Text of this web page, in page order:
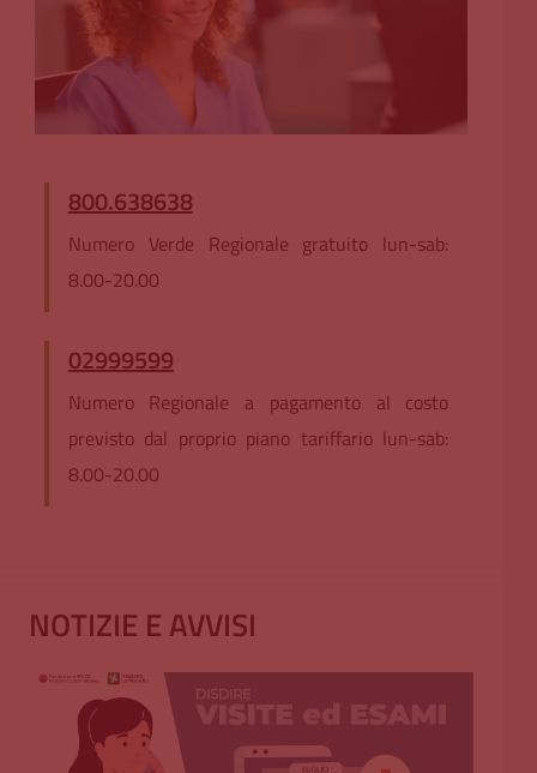
800.638638
Numero Verde Regionale gratuito lun-sab:
8.00-20.00
02999599
Numero Regionale a pagamento al costo
previsto dal proprio piano tariffario lun-sab:
8.00-20.00
NOTIZIE E AVVISI